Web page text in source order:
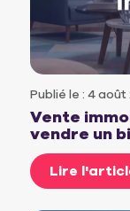
Publié le : 4 août
Vente
vendre un
Lire